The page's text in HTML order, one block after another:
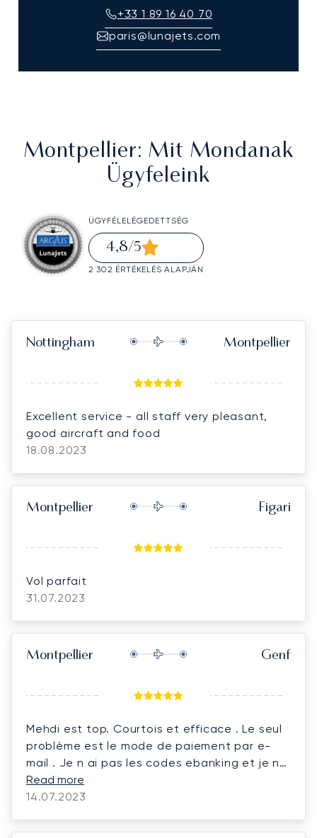
+33 1 89 16 40 70
paris@lunajets.com
Montpellier: Mit Mondanak
Ügyfeleink
ÜGYFÉLELÉGEDETTSÉG
4,8/5
2 302 ÉRTÉKELÉS ALAPJÁN
Nottingham Montpellier
Excellent service - all staff very pleasant,
good aircraft and food
18.08.2023
Montpellier Figari
Vol parfait
31.07.2023
Montpellier Genf
Mehdi est top. Courtois et efficace . Le seul
problème est le mode de paiement par e-
mail . Je n ai pas les codes ebanking et je ne
sais pas manipuler tous ces trucs de manière
générale . Pourquoi ne pouvons nous pas
efficace Pourquoi ?
Read more
14.07.2023